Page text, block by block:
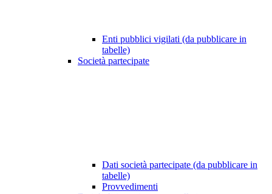
Enti pubblici vigilati (da pubblicare in
tabelle)
Società partecipate
Dati società partecipate (da pubblicare in
tabelle)
Provvedimenti